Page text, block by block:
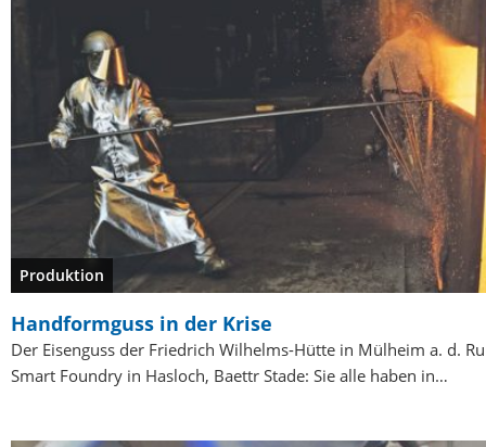
Produktion
Handformguss in der Krise
Der Eisenguss der Friedrich Wilhelms-Hütte in Mülheim a. d.
Smart Foundry in Hasloch, Baettr Stade: Sie alle haben in…